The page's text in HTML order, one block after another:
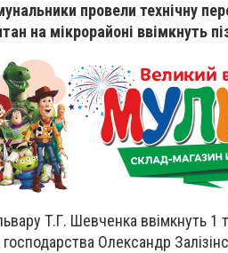
провели технічну
на мікрорайоні ввімкнуть
Т.Г. Шевченка ввімкнуть 1
Олександр